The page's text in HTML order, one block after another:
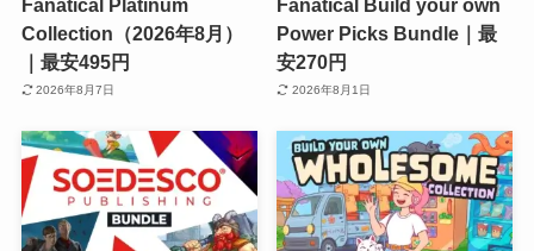
Collection（2026年8月）
｜最安495円
2026年8月7日
Power Picks Bundle｜最
安270円
2026年8月1日